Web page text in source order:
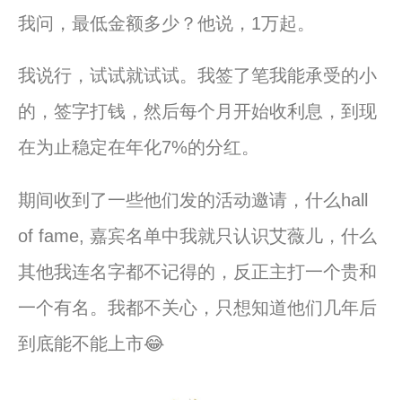
我问，最低金额多少？他说，1万起。
我说行，试试就试试。我签了笔我能承受的小
的，签字打钱， 然后每个月开始收利息， 到 现
在为止稳定在年化7%的分红。
期间收到 了一些他们发的活动邀请，什么hall
of fame, 嘉宾名单中我就只认识艾薇儿，什么
其他我连名字都不记得的， 反正主打一个贵和
一个有名。我都不关心， 只想知道他们几年后
到 底能不能上市😂